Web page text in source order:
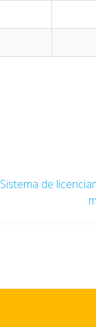
Post
Sistema de